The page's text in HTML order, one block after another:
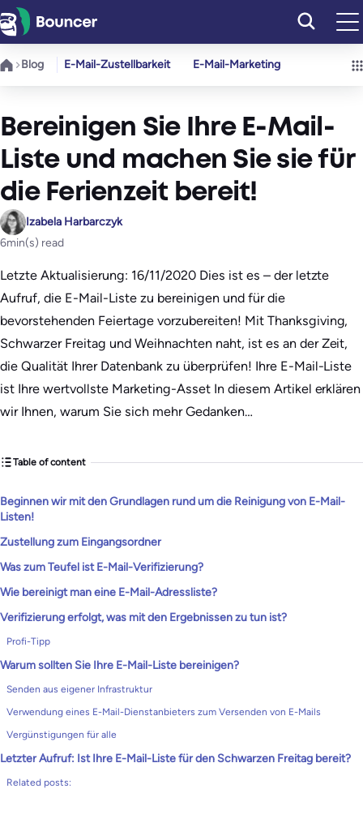
Zum
Inhalt
springen
Blog E-Mail-Zustellbarkeit E-Mail-Marketing
Bereinigen Sie Ihre E-Mail-
Liste und machen Sie sie für
die Ferienzeit bereit!
Izabela Harbarczyk
6min(s) read
Letzte Aktualisierung: 16/11/2020 Dies ist es – der letzte
Aufruf, die E-Mail-Liste zu bereinigen und für die
bevorstehenden Feiertage vorzubereiten! Mit Thanksgiving,
Schwarzer Freitag und Weihnachten naht, ist es an der Zeit,
die Qualität Ihrer Datenbank zu überprüfen! Ihre E-Mail-Liste
ist Ihre wertvollste Marketing-Asset In diesem Artikel erklären
wir Ihnen, warum Sie sich mehr Gedanken…
Table of content
Beginnen wir mit den Grundlagen rund um die Reinigung von E-Mail-
Listen!
Zustellung zum Eingangsordner
Was zum Teufel ist E-Mail-Verifizierung?
Wie bereinigt man eine E-Mail-Adressliste?
Verifizierung erfolgt, was mit den Ergebnissen zu tun ist?
Profi-Tipp
Warum sollten Sie Ihre E-Mail-Liste bereinigen?
Senden aus eigener Infrastruktur
Verwendung eines E-Mail-Dienstanbieters zum Versenden von E-Mails
Vergünstigungen für alle
Letzter Aufruf: Ist Ihre E-Mail-Liste für den Schwarzen Freitag bereit?
Related posts: